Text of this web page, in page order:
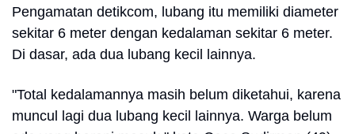
Pengamatan detikcom, lubang itu memiliki diameter
sekitar 6 meter dengan kedalaman sekitar 6 meter.
Di dasar, ada dua lubang kecil lainnya.
"Total kedalamannya masih belum diketahui, karena
muncul lagi dua lubang kecil lainnya. Warga belum